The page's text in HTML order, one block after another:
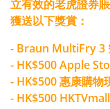
立有效的老虎證券賬
獲送以下獎賞：
- Braun MultiFry 3
- HK$500 Apple
- HK$500 惠康購物
- HK$500